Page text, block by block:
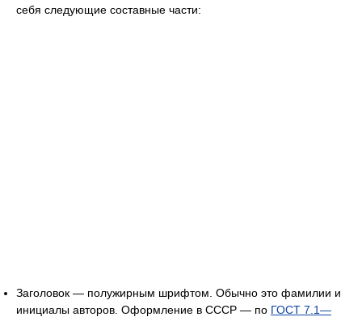
себя следующие составные части:
Заголовок — полужирным шрифтом. Обычно это фамилии и
инициалы авторов. Оформление в СССР — по ГОСТ 7.1—